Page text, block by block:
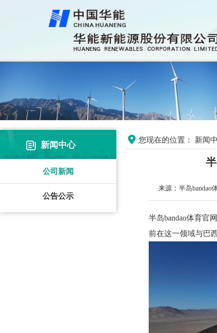
新闻中心
公司新闻
公告公示
您现在的位置： 新闻
来源：半岛bandao
半岛bandao体育官
前在这一领域与巴